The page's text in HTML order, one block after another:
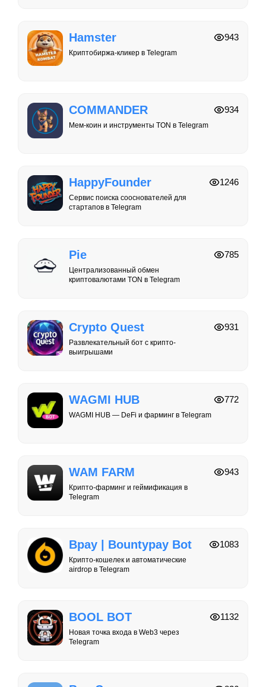
Hamster
Криптобиржа-кликер в Telegram
943
COMMANDER
Мем-коин и инструменты TON в Telegram
934
HappyFounder
Сервис поиска сооснователей для
стартапов в Telegram
1246
Pie
Централизованный обмен
криптовалютами TON в Telegram
785
Crypto Quest
Развлекательный бот с крипто-
выигрышами
931
WAGMI HUB
WAGMI HUB — DeFi и фарминг в Telegram
772
WAM FARM
Крипто-фарминг и геймификация в
Telegram
943
Bpay | Bountypay Bot
Крипто-кошелек и автоматические
airdrop в Telegram
1083
BOOL BOT
Новая точка входа в Web3 через
Telegram
1132